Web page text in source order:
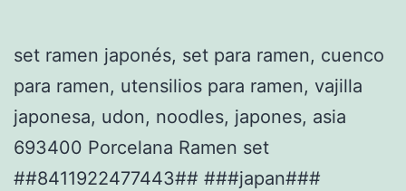
set ramen japonés, set para ramen, cuenco
para ramen, utensilios para ramen, vajilla
japonesa, udon, noodles, japones, asia
693400 Porcelana Ramen set
##8411922477443## ###japan###